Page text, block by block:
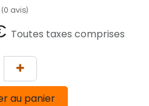
(0 avis)
Toutes taxes comprises
au panier